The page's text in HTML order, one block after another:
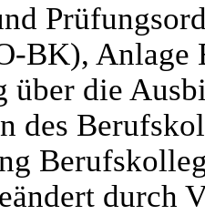
BK), Anlage
über die
des
durch